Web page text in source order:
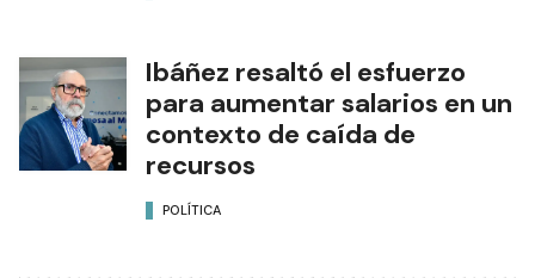
Ibáñez resaltó el esfuerzo
para aumentar salarios en un
contexto de caída de
recursos
POLÍTICA